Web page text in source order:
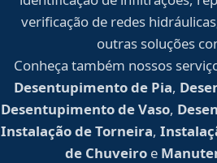
verificação de redes
outras soluções
Conheça também nossos
Desentupimento de Pia,
Desentupimento de Vaso,
Instalação de Torneira,
de Chuveiro e